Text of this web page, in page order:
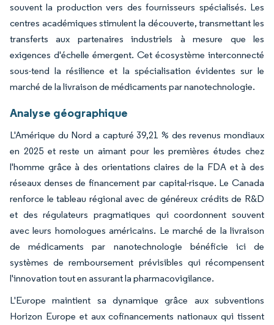
souvent la production vers des fournisseurs spécialisés. Les
centres académiques stimulent la découverte, transmettant les
transferts aux partenaires industriels à mesure que les
exigences d'échelle émergent. Cet écosystème interconnecté
sous-tend la résilience et la spécialisation évidentes sur le
marché de la livraison de médicaments par nanotechnologie.
Analyse géographique
L'Amérique du Nord a capturé 39,21 % des revenus mondiaux
en 2025 et reste un aimant pour les premières études chez
l'homme grâce à des orientations claires de la FDA et à des
réseaux denses de financement par capital-risque. Le Canada
renforce le tableau régional avec de généreux crédits de R&D
et des régulateurs pragmatiques qui coordonnent souvent
avec leurs homologues américains. Le marché de la livraison
de médicaments par nanotechnologie bénéficie ici de
systèmes de remboursement prévisibles qui récompensent
l'innovation tout en assurant la pharmacovigilance.
L'Europe maintient sa dynamique grâce aux subventions
Horizon Europe et aux cofinancements nationaux qui tissent